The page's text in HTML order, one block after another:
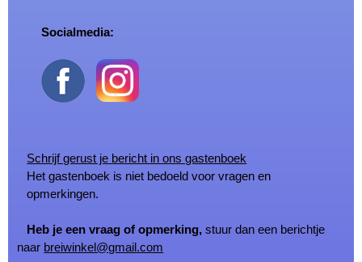
Socialmedia:
Schrijf gerust je bericht in ons gastenboek
Het gastenboek is niet bedoeld voor vragen en
opmerkingen.
Heb je een vraag of opmerking, stuur dan een berichtje
naar breiwinkel@gmail.com